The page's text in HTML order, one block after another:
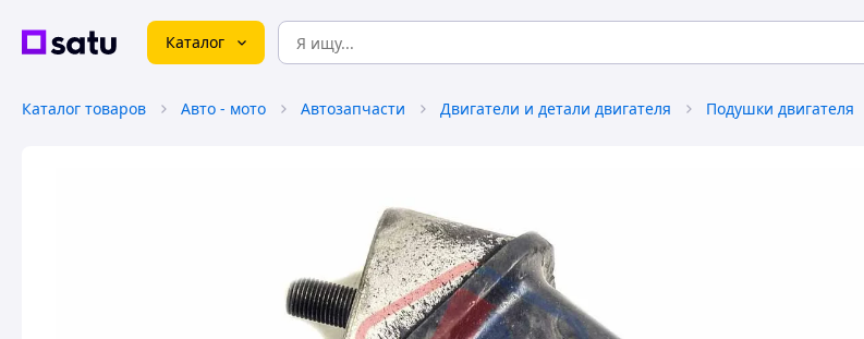
Каталог
Каталог товаров Авто - мото Автозапчасти Двигатели и детали двигателя Подушки двигателя